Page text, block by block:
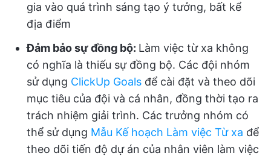
gia vào quá trình sáng tạo ý tưởng, bất kể
địa điểm
Đảm bảo sự đồng bộ: Làm việc từ xa không
có nghĩa là thiếu sự đồng bộ. Các đội nhóm
sử dụng ClickUp Goals để cài đặt và theo dõi
mục tiêu của đội và cá nhân, đồng thời tạo ra
trách nhiệm giải trình. Các trưởng nhóm có
thể sử dụng Mẫu Kế hoạch Làm việc Từ xa để
theo dõi tiến độ dự án của nhân viên làm việc